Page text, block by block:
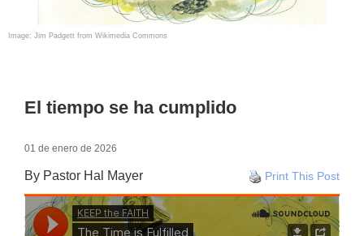
Image: Jim Padgett from Wikimedia Commons
El tiempo se ha cumplido
01 de enero de 2026
Print This Post
By Pastor Hal Mayer